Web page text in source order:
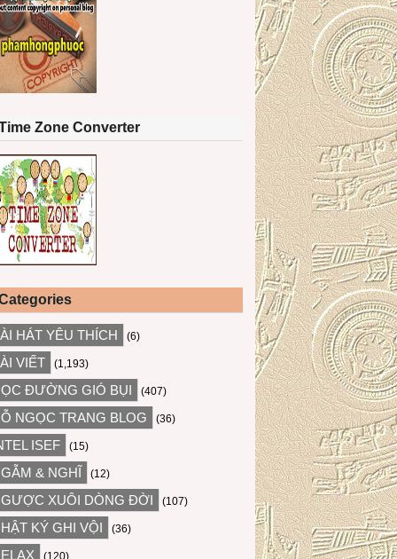
Zone Converter
HÁT YÊU THÍCH (6)
VIẾT (1,193)
ĐƯỜNG GIÓ BỤI (407)
NGỌC TRANG BLOG (36)
ISEF (15)
& NGHĨ (12)
XUÔI DÒNG ĐỜI (107)
KÝ GHI VỘI (36)
(120)